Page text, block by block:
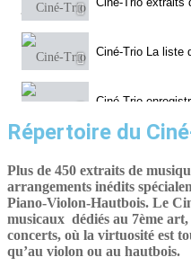
Ciné-Trio La liste
Ciné-Trio
Répertoire du
Plus de 450 extraits de
arrangements inédits
Piano-Violon-Hautbois. Le
musicaux dédiés au 7ème
concerts, où la virtuosité est
qu’au violon ou au hautbois.